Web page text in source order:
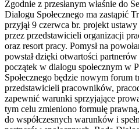
Zgodnie z przesłanym właśnie do
Dialogu Społecznego ma zastąpić
przyjął 9 czerwca br. projekt
przez przedstawicieli organizacji
oraz resort pracy. Pomysł na
powstał dzięki otwartości
początek w dialogu społecznym w
Społecznego będzie nowym forum
przedstawicieli pracowników,
zapewnić warunki sprzyjające
tym celu zmieniono formułę
do współczesnych warunków i